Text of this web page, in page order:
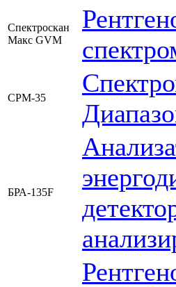
Спектроскан
Макс GVM
СРМ-35
БРА-135F